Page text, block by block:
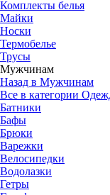
Комплекты белья
Майки
Носки
Термобелье
Трусы
Мужчинам
Назад в Мужчинам
Все в категории
Батники
Бафы
Брюки
Варежки
Велосипедки
Водолазки
Гетры